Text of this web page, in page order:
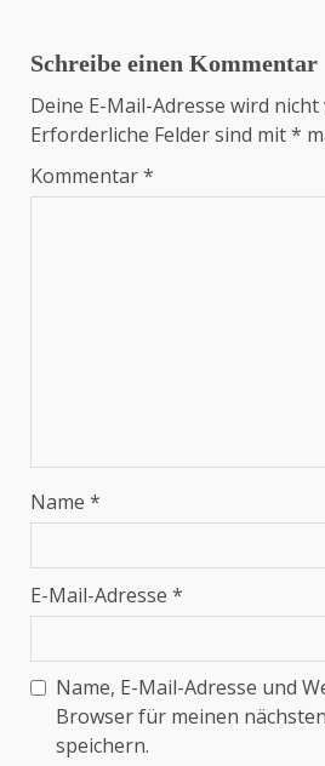
Schreibe einen Kommentar
Deine E-Mail-Adresse wird
Erforderliche Felder sind mit*
Kommentar*
Name *
E-Mail-Adresse *
Name, E-Mail-Adresse und
Browser für meinen
speichern.